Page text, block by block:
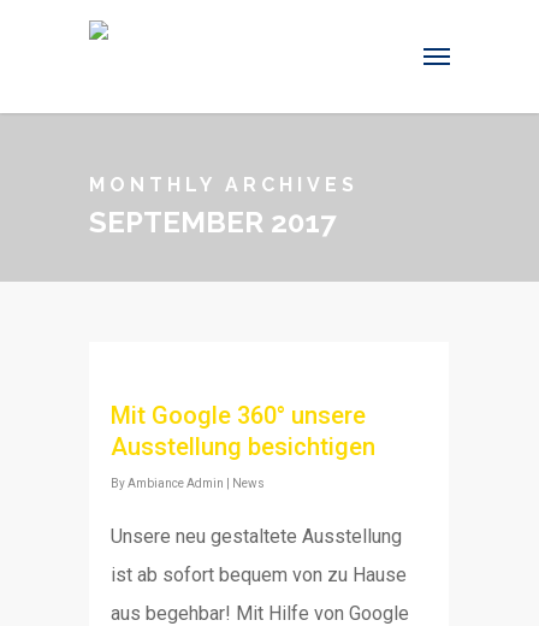
MONTHLY ARCHIVES
SEPTEMBER 2017
Mit Google 360° unsere
Ausstellung besichtigen
ByAmbiance Admin News
Unsere neu gestaltete Ausstellung
ist ab sofort bequem von zu Hause
aus begehbar! Mit Hilfe von Google